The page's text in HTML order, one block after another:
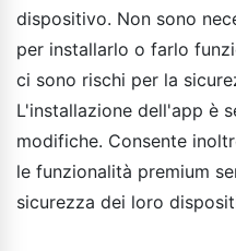
dispositivo. Non sono
per installarlo o farlo
ci sono rischi per la
L'installazione dell'app è
modifiche. Consente
le funzionalità premium
sicurezza dei loro